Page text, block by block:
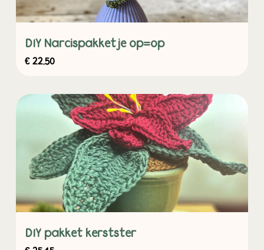
DIY Narcispakketje op=op
€22,50
DIY pakket kerstster